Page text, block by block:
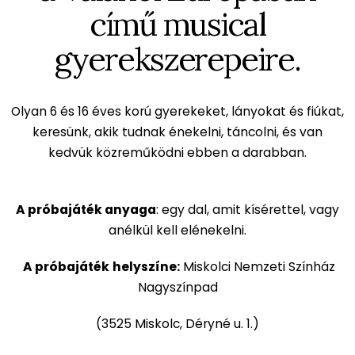
című musical
gyerekszerepeire.
Olyan 6 és 16 éves korú gyerekeket, lányokat és fiúkat,
keresünk, akik tudnak énekelni, táncolni, és van
kedvük közreműködni ebben a darabban.
A próbajáték anyaga: egy dal, amit kísérettel, vagy
anélkül kell elénekelni.
A próbajáték helyszíne:Miskolci Nemzeti Színház
Nagyszínpad
(3525 Miskolc, Déryné u. 1.)